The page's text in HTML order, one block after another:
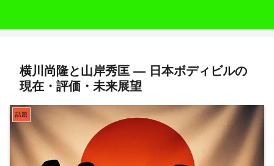
横川尚隆と山岸秀匡 ― 日本ボディビルの
現在・評価・未来展望
話題